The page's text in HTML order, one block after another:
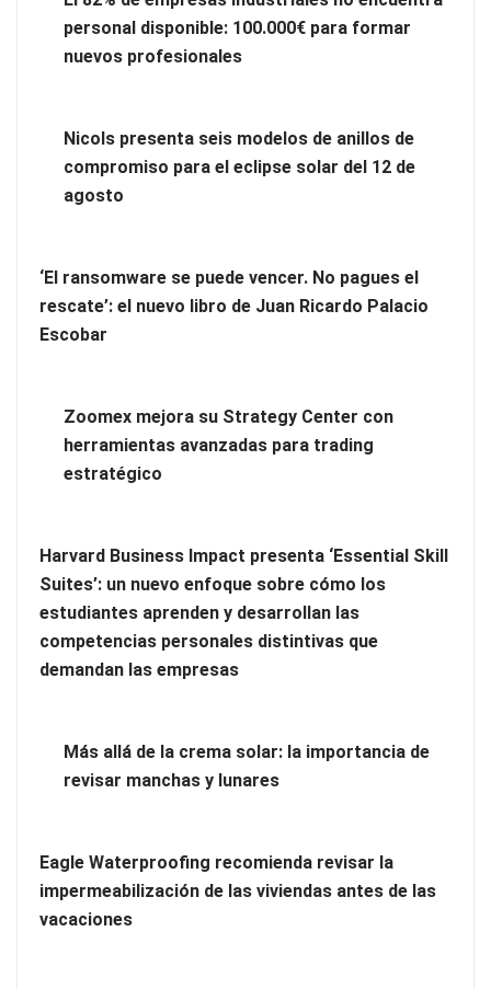
El 82% de empresas industriales no encuentra personal
disponible: 100.000€ para formar nuevos profesionales
‘El ransomware se puede vencer. No pagues el rescate’: el
personal disponible: 100.000€ para formar
nuevos profesionales
Nicols presenta seis modelos de anillos de
compromiso para el eclipse solar del 12 de
agosto
‘El ransomware se puede vencer. No pagues el
rescate’: el nuevo libro de Juan Ricardo Palacio
Escobar
Zoomex mejora su Strategy Center con
herramientas avanzadas para trading
estratégico
Harvard Business Impact presenta ‘Essential Skill
Suites’: un nuevo enfoque sobre cómo los
estudiantes aprenden y desarrollan las
competencias personales distintivas que
demandan las empresas
Más allá de la crema solar: la importancia de
revisar manchas y lunares
Eagle Waterproofing recomienda revisar la
impermeabilización de las viviendas antes de las
vacaciones